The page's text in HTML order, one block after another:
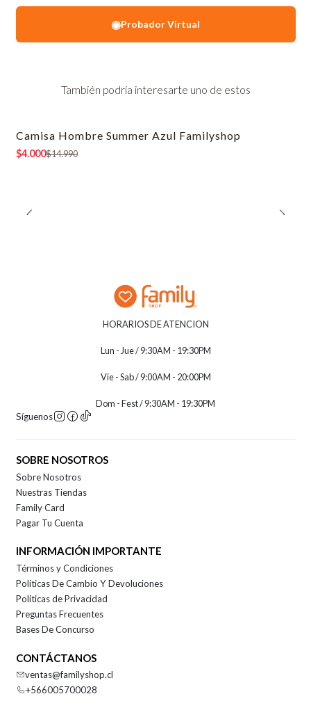
◉Probador Virtual
También podría interesarte uno de estos
-73% OFF
Camisa Hombre Summer Azul Familyshop
$4.000$14.990
HORARIOS DE ATENCION
Lun - Jue / 9:30AM - 19:30PM
Vie - Sab / 9:00AM - 20:00PM
Dom - Fest / 9:30AM - 19:30PM
Síguenos
SOBRE NOSOTROS
Sobre Nosotros
Nuestras Tiendas
Family Card
Pagar Tu Cuenta
INFORMACIÓN IMPORTANTE
Términos y Condiciones
Políticas De Cambio Y Devoluciones
Políticas de Privacidad
Preguntas Frecuentes
Bases De Concurso
CONTÁCTANOS
ventas@familyshop.cl
+566005700028